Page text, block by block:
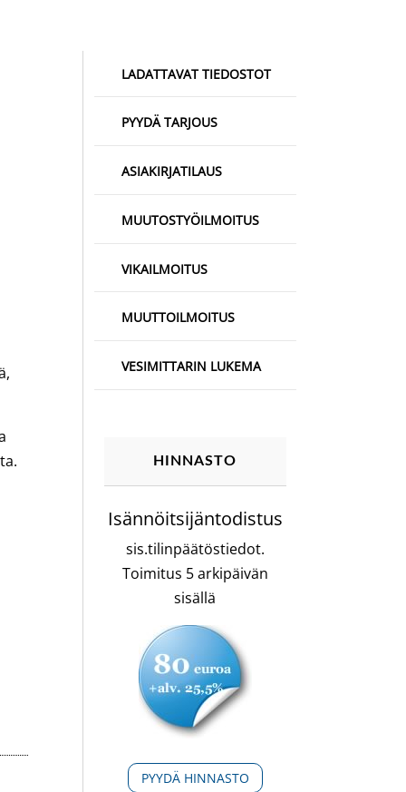
LADATTAVAT TIEDOSTOT
PYYDÄ TARJOUS
ASIAKIRJATILAUS
MUUTOSTYÖILMOITUS
VIKAILMOITUS
MUUTTOILMOITUS
VESIMITTARIN LUKEMA
HINNASTO
Isännöitsijäntodistus
sis.tilinpäätöstiedot.
Toimitus 5 arkipäivän
sisällä
PYYDÄ HINNASTO